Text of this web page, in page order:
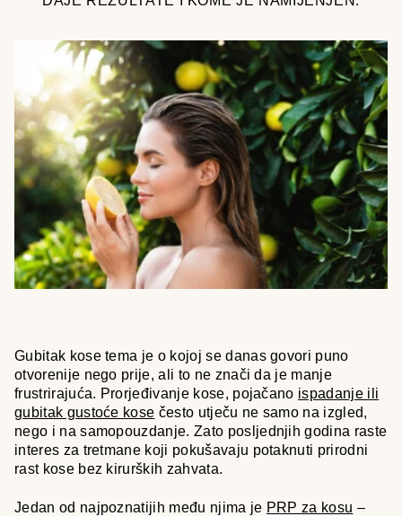
Gubitak kose tema je o kojoj se danas govori puno
otvorenije nego prije, ali to ne znači da je manje
frustrirajuća. Prorjeđivanje kose, pojačano ispadanje ili
gubitak gustoće kose često utječu ne samo na izgled,
nego i na samopouzdanje. Zato posljednjih godina raste
interes za tretmane koji pokušavaju potaknuti prirodni
rast kose bez kirurških zahvata.
Jedan od najpoznatijih među njima je PRP za kosu –